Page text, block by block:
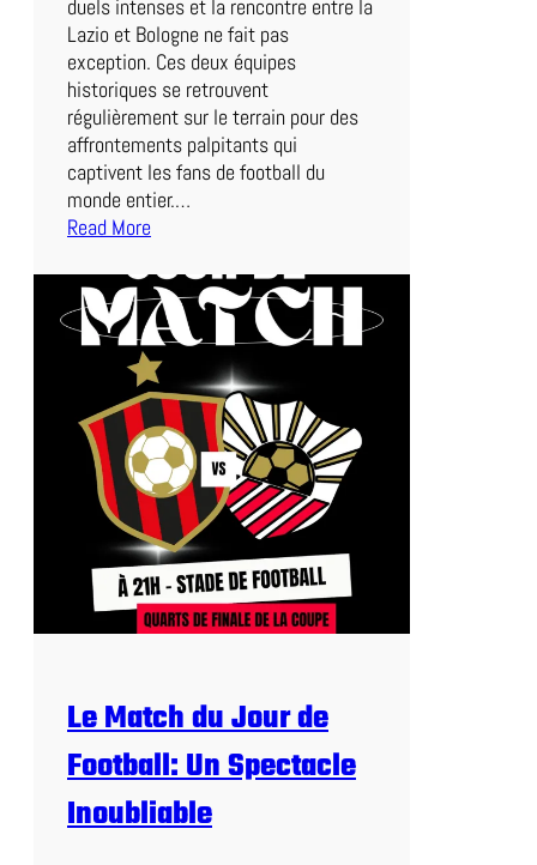
t
c
h
d
e
C
e
S
o
r
duels intenses et la rencontre entre la
Lazio et Bologne ne fait pas
exception. Ces deux équipes
historiques se retrouvent
régulièrement sur le terrain pour des
affrontements palpitants qui
captivent les fans de football du
monde entier.…
Read More
D
u
e
l
e
n
S
é
r
i
e
A
:
L
i
o
a
f
f
Le Match du Jour de
Football: Un Spectacle
Inoubliable